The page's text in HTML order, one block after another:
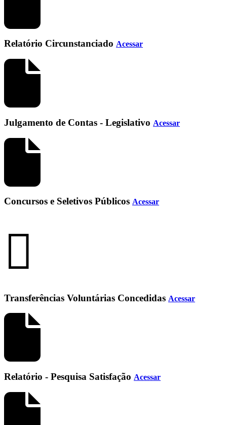
Relatório Circunstanciado Acessar
Julgamento de Contas - Legislativo Acessar
Concursos e Seletivos Públicos Acessar
Transferências Voluntárias Concedidas Acessar
Relatório - Pesquisa Satisfação Acessar